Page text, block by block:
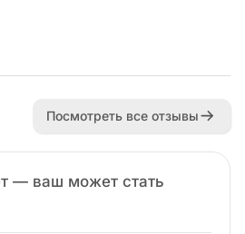
Посмотреть все отзывы
— ваш может стать